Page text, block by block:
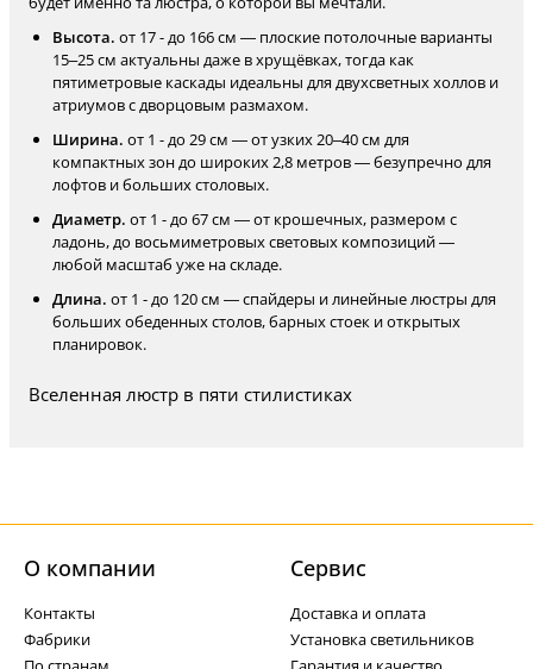
Высота. от 17 - до 166 см — плоские потолочные варианты
15–25 см актуальны даже в хрущёвках, тогда как
пятиметровые каскады идеальны для двухсветных холлов и
атриумов с дворцовым размахом.
Ширина. от 1 - до 29 см — от узких 20–40 см для
компактных зон до широких 2,8 метров — безупречно для
лофтов и больших столовых.
Диаметр. от 1 - до 67 см — от крошечных, размером с
ладонь, до восьмиметровых световых композиций —
любой масштаб уже на складе.
Длина. от 1 - до 120 см — спайдеры и линейные люстры для
больших обеденных столов, барных стоек и открытых
планировок.
Вселенная люстр в пяти стилистиках
О компании
Контакты
Фабрики
Cервис
Доставка и оплата
Установка светильников